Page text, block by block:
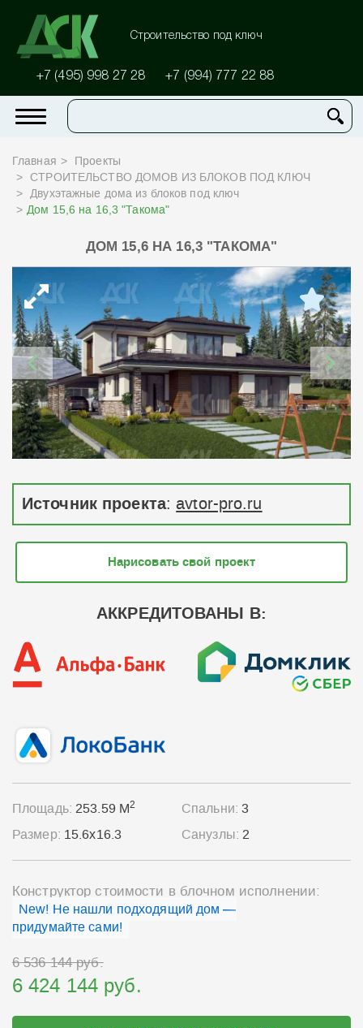
Строительство под ключ
+7 (495) 998 27 28 +7 (994) 777 22 88
Главная
Проекты
СТРОИТЕЛЬСТВО ДОМОВ ИЗ БЛОКОВ ПОД КЛЮЧ
Двухэтажные дома из блоков под ключ
Дом 15,6 на 16,3 "Такома"
ДОМ 15,6 НА 16,3 "ТАКОМА"
Источник проекта:avtor-pro.ru
Нарисовать свой проект
АККРЕДИТОВАНЫ В:
Площадь:253.59 М2
Размер: 15.6x16.3
Спальни:3
Санузлы:2
Конструктор стоимости в блочном исполнении:
New! Не нашли подходящий дом —
придумайте сами!
6 536 144 руб.
6 424 144 руб.